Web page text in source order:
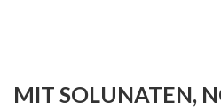
MIT SOLUNATEN,